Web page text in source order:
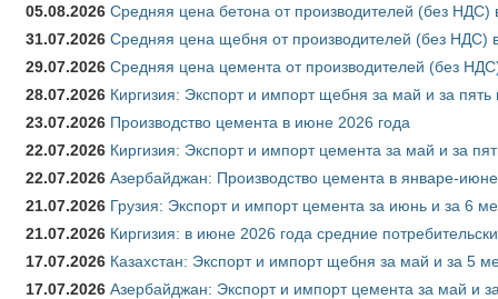
05.08.2026 Средняя цена бетона от производителей (без НДС)
31.07.2026 Средняя цена щебня от производителей (без НДС)
29.07.2026 Средняя цена цемента от производителей (без
28.07.2026 Киргизия: Экспорт и импорт щебня за май и за
23.07.2026 Производство цемента в июне 2026 года
22.07.2026 Киргизия: Экспорт и импорт цемента за май и за
22.07.2026 Азербайджан: Производство цемента в январе-
21.07.2026 Грузия: Экспорт и импорт цемента за июнь и за 6
21.07.2026 Киргизия: в июне 2026 года средние
17.07.2026 Казахстан: Экспорт и импорт щебня за май и за 5
17.07.2026 Азербайджан: Экспорт и импорт цемента за май и